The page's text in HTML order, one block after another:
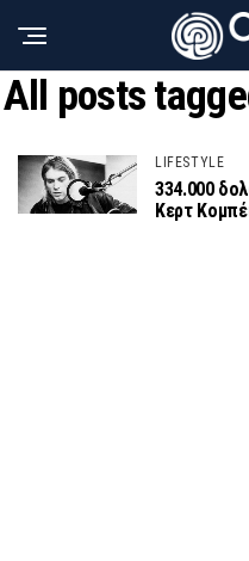
All posts
LIFESTYLE
334.000
Κερτ